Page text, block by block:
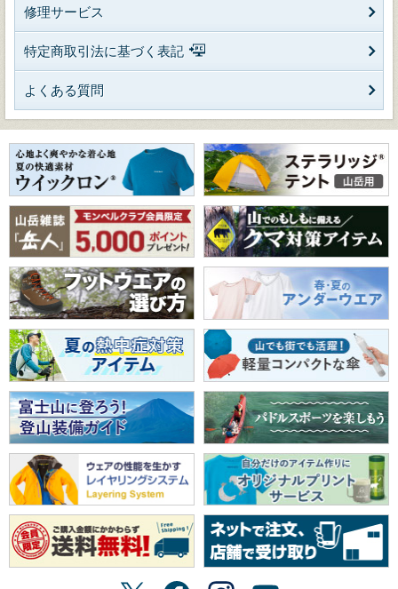
修理サービス
特定商取引法に基づく表記
よくある質問